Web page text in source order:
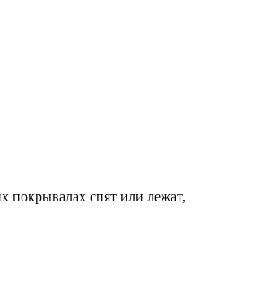
покрывалах спят или лежат,